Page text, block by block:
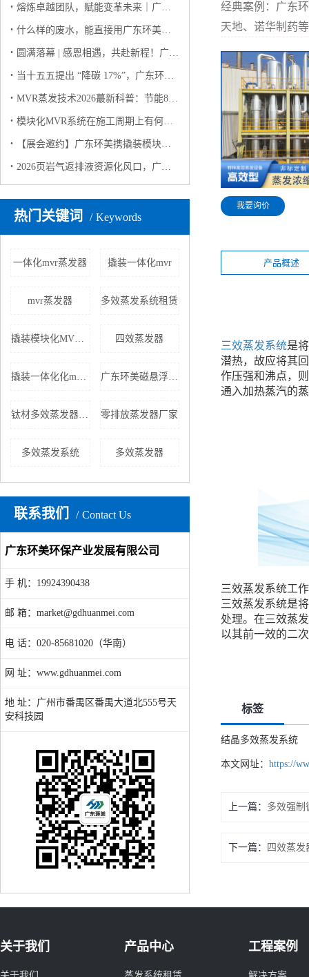
熔炼卓越团队，赋能变革未来｜广东环美英西峰林两日团建纪实
什么样的废水，能直接用广东环美撬装模块化 MVR蒸发系统？（客户高频问答版）
圆满落幕 | 感恩相遇，共赴新程！广东环美上海环博会之行完美收官
当十五五提出 “降碳 17%”，广东环美用撬装模块化MVR蒸发系统给出工业废水 “零碳” 解决方案
MVR蒸发技术2026蕞新科普：节能80%+，工业零排放的“隐形功臣”
模块化MVR系统在施工周期上有何优势？
【展会邀约】广东环美携撬装模块化 MVR 蒸发系统亮相 2026 上海环博会，诚邀莅临！
2026页岩气返排液资源化风口，广东环美MVR技术领航
热门关键词 Keywords
一体化mvr蒸发器 撬装一体化mvr
mvr蒸发器 多效蒸发系统租赁
撬装模块化MVR蒸发器 四效蒸发器
撬装一体化化mvr蒸发器 广东环美磁悬浮蒸发系统
钛材多效蒸发器批发 零排放蒸发器厂家
多效蒸发系统 多效蒸发器
联系我们 Contact Us
广东环美环保产业发展有限公司
手 机：19924390438
邮 箱：market@gdhuanmei.com
电 话：020-85681020（华南）
网 址：www.gdhuanmei.com
地 址：广州市番禺区番禺大道北555号天
安科技园
经典案例： 广东
天地、诺华制药
我要询价
产品概述
三效蒸发系统是
潜热，故应将其
作压强和沸点，
通入加热蒸汽的
三效蒸发系统工
三效蒸发系统是
处理。在三效蒸
以其前一效的二
标签
结晶多效蒸发系统
本文网址： https://
上一篇： 多效强制
下一篇： 四效蒸发
关于我们 产品中心 工程案例